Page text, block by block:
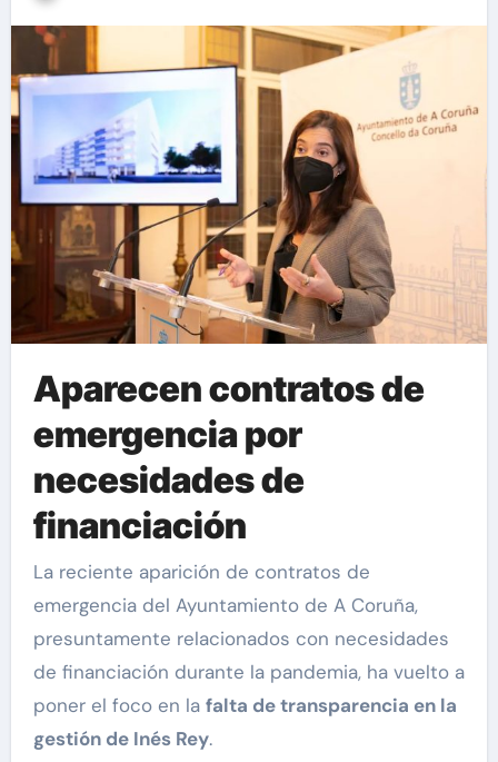
Aparecen contratos de
emergencia por
necesidades de
financiación
La reciente aparición de contratos de
emergencia del Ayuntamiento de A Coruña,
presuntamente relacionados con necesidades
de financiación durante la pandemia, ha vuelto a
poner el foco en la falta de transparencia en la
gestión de Inés Rey.